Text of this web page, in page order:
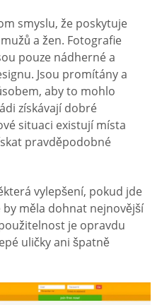
smyslu, že poskytuje
a žen. Fotografie
pouze nádherné a
Jsou promítány a
aby to mohlo
získávají dobré
situaci existují místa
pravděpodobné
vylepšení, pokud jde
by měla dohnat nejnovější
je opravdu
uličky ani špatně